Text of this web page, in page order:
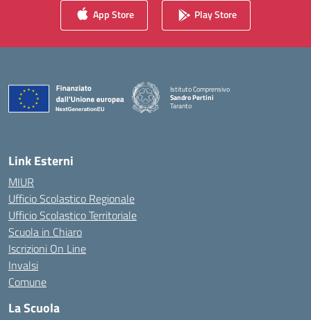
App Store Play Store
Istituto Comprensivo
Sandro Pertini
Taranto
Link Esterni
MIUR
Ufficio Scolastico Regionale
Ufficio Scolastico Territoriale
Scuola in Chiaro
Iscrizioni On Line
Invalsi
Comune
La Scuola